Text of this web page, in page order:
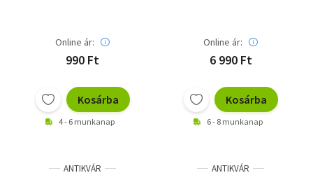
Online ár:
990 Ft
Kosárba
4 - 6 munkanap
Online ár:
6 990 Ft
Kosárba
6 - 8 munkanap
ANTIKVÁR ANTIKVÁR